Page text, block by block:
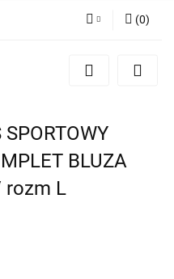
Zaloguj się
(0)
BLUZA
rozm L